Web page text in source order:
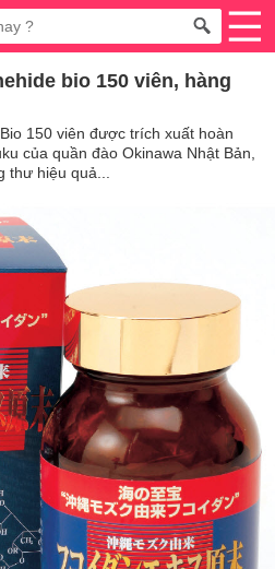
bio 150 viên, hàng
150 viên được trích xuất hoàn
của quần đào Okinawa Nhật Bản,
hiệu quả...